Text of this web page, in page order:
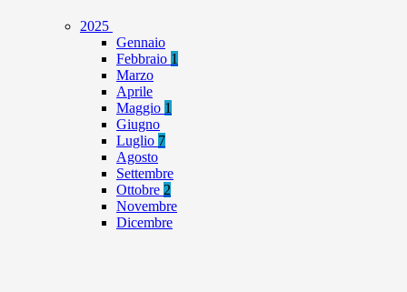
2025
Gennaio
Febbraio 1
Marzo
Aprile
Maggio 1
Giugno
Luglio 7
Agosto
Settembre
Ottobre 2
Novembre
Dicembre